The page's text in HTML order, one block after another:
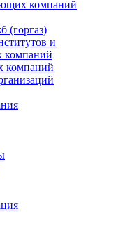
компаний
(горгаз)
и
компаний
компаний